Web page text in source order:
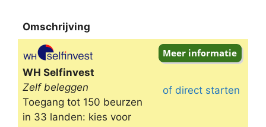
Omschrijving
Omschrijving
WH Selfinvest
Zelf beleggen
Toegang tot 150 beurzen
in 33 landen: kies voor
of direct starten